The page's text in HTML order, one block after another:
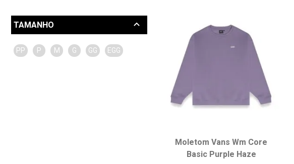
TAMANHO
PP P M G GG EGG
Moletom Vans Wm Core
Basic Purple Haze